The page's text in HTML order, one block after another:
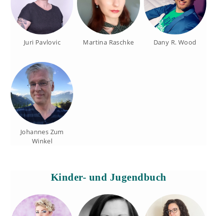
Juri Pavlovic Martina Raschke Dany R. Wood
Johannes Zum
Winkel
Kinder- und Jugendbuch